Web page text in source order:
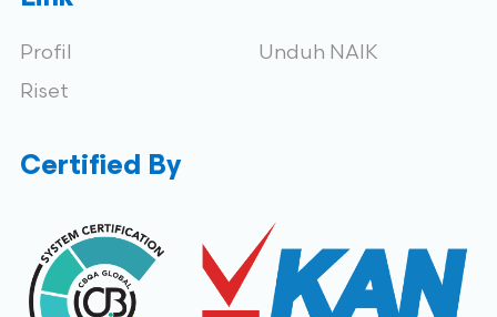
Profil
Riset
Unduh NAIK
Certified By